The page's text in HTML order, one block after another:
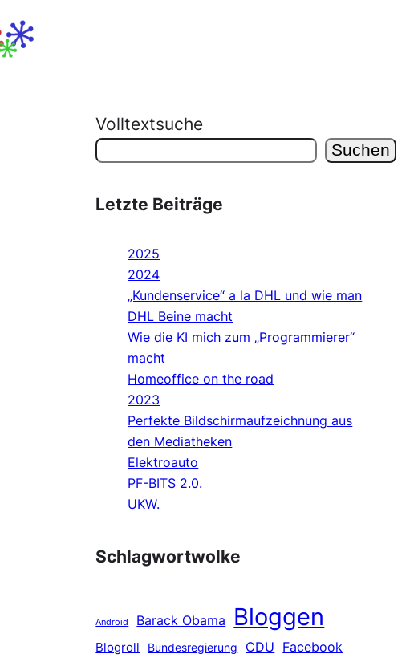
Volltextsuche
Suchen
Letzte Beiträge
2025
2024
„Kundenservice“ a la DHL und wie man
DHL Beine macht
Wie die KI mich zum „Programmierer“
macht
Homeoffice on the road
2023
Perfekte Bildschirmaufzeichnung aus
den Mediatheken
Elektroauto
PF-BITS 2.0.
UKW.
Schlagwortwolke
Android Barack Obama Bloggen
Blogroll Bundesregierung CDU Facebook